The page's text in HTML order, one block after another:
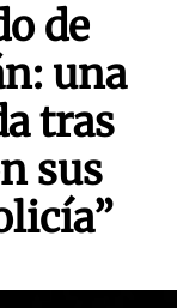
de
una
tras
sus